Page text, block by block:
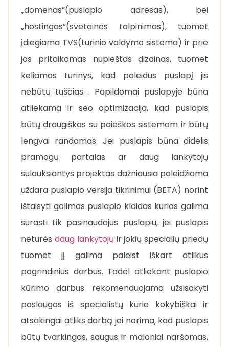
„domenas”(puslapio adresas), bei
„hostingas”(svetainės talpinimas), tuomet
įdiegiama TVS(turinio valdymo sistema) ir prie
jos pritaikomas nupieštas dizainas, tuomet
keliamas turinys, kad paleidus puslapį jis
nebūtų tuščias . Papildomai puslapyje būna
atliekama ir seo optimizacija, kad puslapis
būtų draugiškas su paieškos sistemom ir būtų
lengvai randamas. Jei puslapis būna didelis
pramogų portalas ar daug lankytojų
sulauksiantys projektas dažniausia paleidžiama
uždara puslapio versija tikrinimui (BETA) norint
ištaisyti galimas puslapio klaidas kurias galima
surasti tik pasinaudojus puslapiu, jei puslapis
neturės daug lankytojų ir jokių specialių priedų
tuomet jį galima paleist iškart atlikus
pagrindinius darbus. Todėl atliekant puslapio
kūrimo darbus rekomenduojama užsisakyti
paslaugas iš specialistų kurie kokybiškai ir
atsakingai atliks darbą jei norima, kad puslapis
būtų tvarkingas, saugus ir maloniai naršomas,